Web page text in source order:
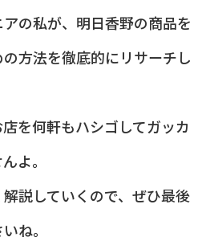
の私が、明日香野の商品を
方法を徹底的にリサーチし
を何軒もハシゴしてガッカ
よ。
説していくので、ぜひ最後
ね。